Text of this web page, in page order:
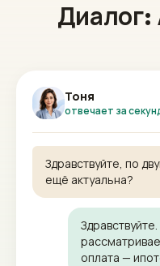
Диалог:
Тоня
отвечает за
Здравствуйте, по
ещё актуальна?
оплата —